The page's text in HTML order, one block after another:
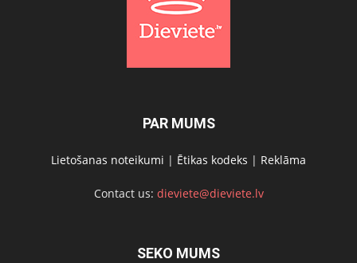
PAR MUMS
Lietošanas noteikumi | Ētikas kodeks | Reklāma
Contact us: dieviete@dieviete.lv
SEKO MUMS